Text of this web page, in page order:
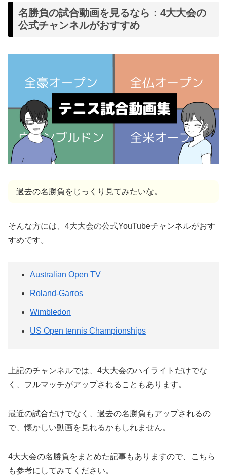
名勝負の試合動画を見るなら：4大大会の
公式チャンネルがおすすめ
過去の名勝負をじっくり見てみたいな。
そんな方には、4大大会の公式YouTubeチャンネルがおす
すめです。
Australian Open TV
Roland-Garros
Wimbledon
US Open tennis Championships
上記のチャンネルでは、4大大会のハイライトだけでな
く、フルマッチがアップされることもあります。
最近の試合だけでなく、過去の名勝負もアップされるの
で、懐かしい動画を見れるかもしれません。
4大大会の名勝負をまとめた記事もありますので、こちら
も参考にしてみてください。